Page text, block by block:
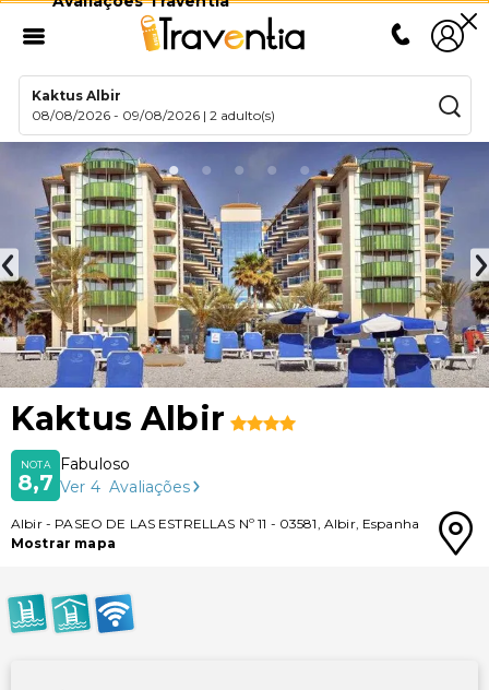
Kaktus Albir
08/08/2026 - 09/08/2026 |2 adulto(s)
Kaktus Albir
NOTA
8,7
Fabuloso
Ver 4 Avaliações
Albir- PASEO DE LAS ESTRELLAS Nº 11 - 03581, Albir, Espanha
Mostrar mapa